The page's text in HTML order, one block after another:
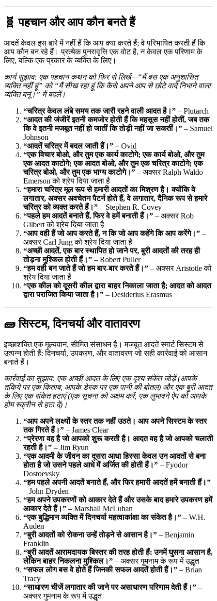
🧬 पहचान और आप कौन बनते हैं
आदतें केवल इस बारे में नहीं हैं कि आप क्या करते हैं; वे परिभाषित करती हैं कि
आप कौन बन रहे हैं। प्रत्येक पुनरावृत्ति एक वोट है, न केवल एक परिणाम के
लिए, बल्कि एक प्रकार के व्यक्ति के लिए।
कार्य सुझाव: एक पहचान कथन को फिर से लिखें—“मैं बस एक अनुशासित
व्यक्ति नहीं हूं” को “मैं सीख रहा हूं कि कैसे अपने आप से छोटे वादे निभाने वाला
व्यक्ति बनूं।” में बदलें।
“चरित्र केवल लंबे समय तक जारी रहने वाली आदत है।” – Plutarch
“आदत की जंजीरें इतनी कमजोर होती हैं कि महसूस नहीं होतीं, जब तक
कि वे इतनी मजबूत नहीं हो जातीं कि तोड़ी नहीं जा सकतीं।” – Samuel
Johnson
“आदतें चरित्र में बदल जाती हैं।” – Ovid
“एक विचार बोओ, और तुम एक कार्य काटोगे; एक कार्य बोओ, और तुम
एक आदत काटोगे; एक आदत बोओ, और तुम एक चरित्र काटोगे; एक
चरित्र बोओ, और तुम एक भाग्य काटोगे।” – अक्सर Ralph Waldo
Emerson को श्रेय दिया जाता है
“हमारा चरित्र मूल रूप से हमारी आदतों का मिश्रण है। क्योंकि वे
लगातार, अक्सर अवचेतन पैटर्न होते हैं, वे लगातार, दैनिक रूप से हमारे
चरित्र को व्यक्त करते हैं।” – Stephen R. Covey
“पहले हम आदतें बनाते हैं, फिर वे हमें बनाती हैं।” – अक्सर Rob
Gilbert को श्रेय दिया जाता है
“आप वही हैं जो आप करते हैं, न कि जो आप कहेंगे कि आप करेंगे।” –
अक्सर Carl Jung को श्रेय दिया जाता है
“अच्छी आदतें, एक बार स्थापित हो जाने पर, बुरी आदतों की तरह ही
तोड़ना मुश्किल होती हैं।” – Robert Puller
“हम वही बन जाते हैं जो हम बार-बार करते हैं।” – अक्सर Aristotle को
श्रेय दिया जाता है
“एक कील को दूसरी कील द्वारा बाहर निकाला जाता है; आदत को आदत
द्वारा पराजित किया जाता है।” – Desiderius Erasmus
🧱 सिस्टम, दिनचर्या और वातावरण
इच्छाशक्ति एक मूल्यवान, सीमित संसाधन है। मजबूत आदतें स्मार्ट सिस्टम से
उत्पन्न होती हैं: दिनचर्या, उपकरण, और वातावरण जो सही कार्रवाई को आसान
बनाते हैं।
कार्रवाई का सुझाव: एक अच्छी आदत के लिए एक दृश्य संकेत जोड़ें (आपके
तकिये पर एक किताब, आपके डेस्क पर एक पानी की बोतल) और एक बुरी आदत
के लिए एक संकेत हटाएं (एक सूचना को अक्षम करें, एक लुभावने ऐप को आपके
होम स्क्रीन से हटा दें)।
“आप अपने लक्ष्यों के स्तर तक नहीं उठते। आप अपने सिस्टम के स्तर
तक गिरते हैं।” – James Clear
“प्रेरणा वह है जो आपको शुरू करती है। आदत वह है जो आपको चलाती
रहती है।” – Jim Ryun
“एक आदमी के जीवन का दूसरा आधा हिस्सा केवल उन आदतों से बना
होता है जो उसने पहले आधे में अर्जित की होती हैं।” – Fyodor
Dostoevsky
“हम पहले अपनी आदतें बनाते हैं, और फिर हमारी आदतें हमें बनाती हैं।”
– John Dryden
“हम अपने उपकरणों को आकार देते हैं और उसके बाद हमारे उपकरण हमें
आकार देते हैं।” – Marshall McLuhan
“एक बुद्धिमान व्यक्ति में दिनचर्या महत्वाकांक्षा का संकेत है।” – W.H.
Auden
“बुरी आदतों को रोकना उन्हें तोड़ने से आसान है।” – Benjamin
Franklin
“बुरी आदतें आरामदायक बिस्तर की तरह होती हैं: उनमें घुसना आसान है,
लेकिन बाहर निकलना मुश्किल।” – अक्सर गुमनाम के रूप में उद्धृत
“सफल लोग बस वे होते हैं जिनकी सफल आदतें होती हैं।” – Brian
Tracy
“साधारण चीजें लगातार की जाने पर असाधारण परिणाम देती हैं।” –
अक्सर गुमनाम के रूप में उद्धृत